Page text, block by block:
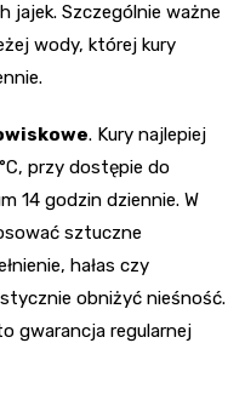
jajek. Szczególnie ważne
wody, której kury
. Kury najlepiej
przy dostępie do
14 godzin dziennie. W
sztuczne
hałas czy
obniżyć nieśność.
gwarancja regularnej